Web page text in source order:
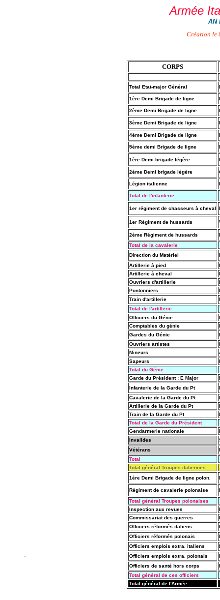
Armée
AN
Création le
CORPS
Total Etat-major Général
1ère Demi Brigade de ligne
2ème Demi Brigade de ligne
3ème Demi Brigade de ligne
4ème Demi Brigade de ligne
5ème demi Brigade de ligne
1ère Demi brigade légère
2ème Demi brigade légère
Légion italienne
Total de l'infanterie
1er régiment de chasseurs à cheval
1er Régiment de hussards
2ème Régiment de hussards
Total de la cavalerie
Direction du Matériel
Artillerie à pied
Artillerie à cheval
Ouvriers d'artillerie
Pontonniers
Train d'artillerie
Total de l'artillerie
Officiers du Génie
Comptables du génie
Gardes du Génie
Ouvriers artistes
Mineurs
Sapeurs
Total du Génie
Garde du Président : E Major
Infanterie de la Garde du Pt
Cavalerie de la Garde du Pt
Artillerie de la Garde du Pt
Train de la Garde du Pt
Total de la Garde du Président
Gendarmerie nationale
Invalides
Vétérans
Total
Total général Troupes italiennes
1ère Demi Brigade de ligne polon.
Régiment de cavalerie polonaise
Total général Troupes polonaises
Inspection aux revues
Commissariat des guerres
Officiers réformés italiens
Officiers réformés polonais
Officiers emplois extra. italiens
Officiers emplois extra. polonais
Officiers de santé hors corps
Total général de ces officiers
Total général de l'Armée
-